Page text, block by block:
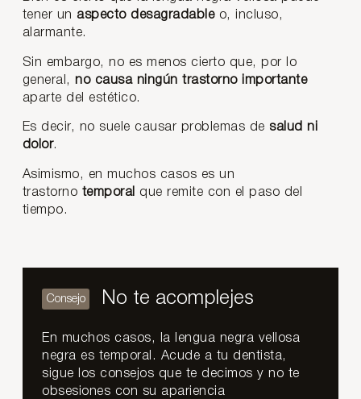
tener un aspecto desagradableo, incluso,
alarmante.
Sin embargo, no es menos cierto que, por lo
general,no causa ningún trastorno importante
aparte del estético.
Es decir, no suele causar problemas de salud ni
dolor.
Asimismo, en muchos casos es un
trastorno temporal que remite con el paso del
tiempo.
No te acomplejes
En muchos casos, la lengua negra vellosa
negra es temporal. Acude a tu dentista,
sigue los consejos que te decimos y no te
obsesiones con su apariencia